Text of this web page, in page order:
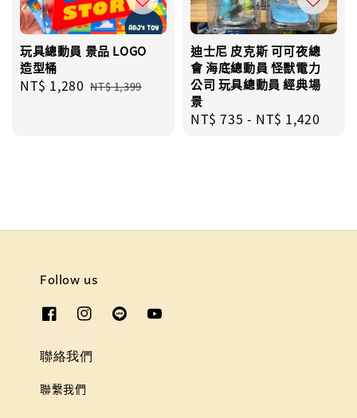
玩具總動員 景品 LOGO
造型桶
Sale
NT$ 1,280 Regular
NT$ 1,399
迪士尼 皮克斯 可可夜總
會 海底總動員 怪獸電力
公司 玩具總動員 經典場
景
Regular
NT$ 735 - NT$ 1,420
Follow us
聯絡我們
聯繫我們